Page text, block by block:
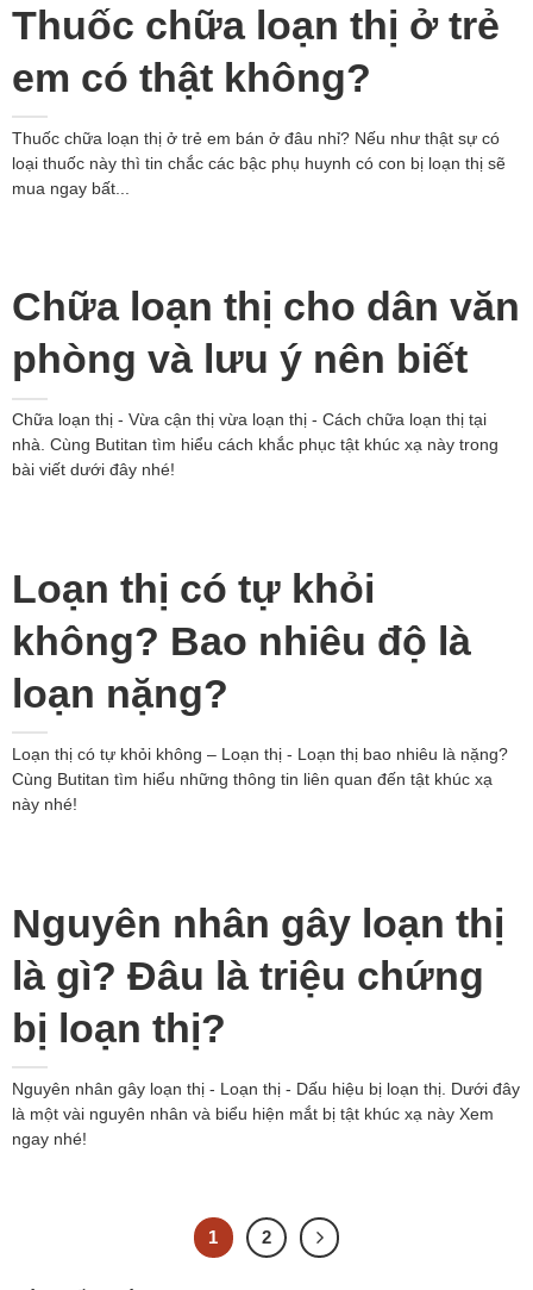
Thuốc chữa loạn thị ở trẻ
em có thật không?
Thuốc chữa loạn thị ở trẻ em bán ở đâu nhỉ? Nếu như thật sự có
loại thuốc này thì tin chắc các bậc phụ huynh có con bị loạn thị sẽ
mua ngay bất...
Chữa loạn thị cho dân văn
phòng và lưu ý nên biết
Chữa loạn thị - Vừa cận thị vừa loạn thị - Cách chữa loạn thị tại
nhà. Cùng Butitan tìm hiểu cách khắc phục tật khúc xạ này trong
bài viết dưới đây nhé!
Loạn thị có tự khỏi
không? Bao nhiêu độ là
loạn nặng?
Loạn thị có tự khỏi không – Loạn thị - Loạn thị bao nhiêu là nặng?
Cùng Butitan tìm hiểu những thông tin liên quan đến tật khúc xạ
này nhé!
Nguyên nhân gây loạn thị
là gì? Đâu là triệu chứng
bị loạn thị?
Nguyên nhân gây loạn thị - Loạn thị - Dấu hiệu bị loạn thị. Dưới đây
là một vài nguyên nhân và biểu hiện mắt bị tật khúc xạ này Xem
ngay nhé!
1 2